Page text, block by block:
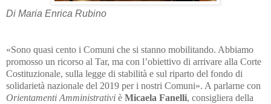
Di Maria Enrica Rubino
«Sono quasi cento i Comuni che si stanno mobilitando. Abbiamo
promosso un ricorso al Tar, ma con l’obiettivo di arrivare alla Corte
Costituzionale, sulla legge di stabilità e sul riparto del fondo di
solidarietà nazionale del 2019 per i nostri Comuni». A parlarne con
Orientamenti Amministrativi è Micaela Fanelli, consigliera della